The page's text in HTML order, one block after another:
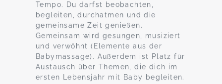
Tempo. Du darfst beobachten,
begleiten, durchatmen und die
gemeinsame Zeit genießen.
Gemeinsam wird gesungen, musiziert
und verwöhnt (Elemente aus der
Babymassage). Außerdem ist Platz für
Austausch über Themen, die dich im
ersten Lebensjahr mit Baby begleiten.